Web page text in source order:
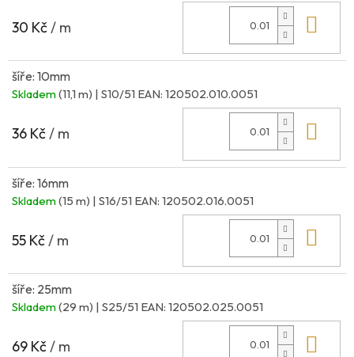
30 Kč/ m
šíře: 10mm
Skladem(11,1 m) | S10/51 EAN: 120502.010.0051
36 Kč/ m
šíře: 16mm
Skladem(15 m) | S16/51 EAN: 120502.016.0051
55 Kč/ m
šíře: 25mm
Skladem(29 m) | S25/51 EAN: 120502.025.0051
69 Kč/ m